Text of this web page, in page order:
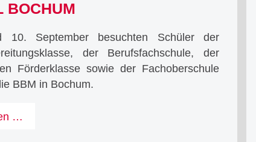
BOCHUM
September besuchten Schüler der
der Berufsfachschule, der
Förderklasse sowie der Fachoberschule
BBM in Bochum.
…